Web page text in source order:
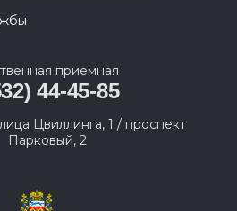
приемная
44-45-85
Цвиллинга, 1 / проспект
Парковый, 2